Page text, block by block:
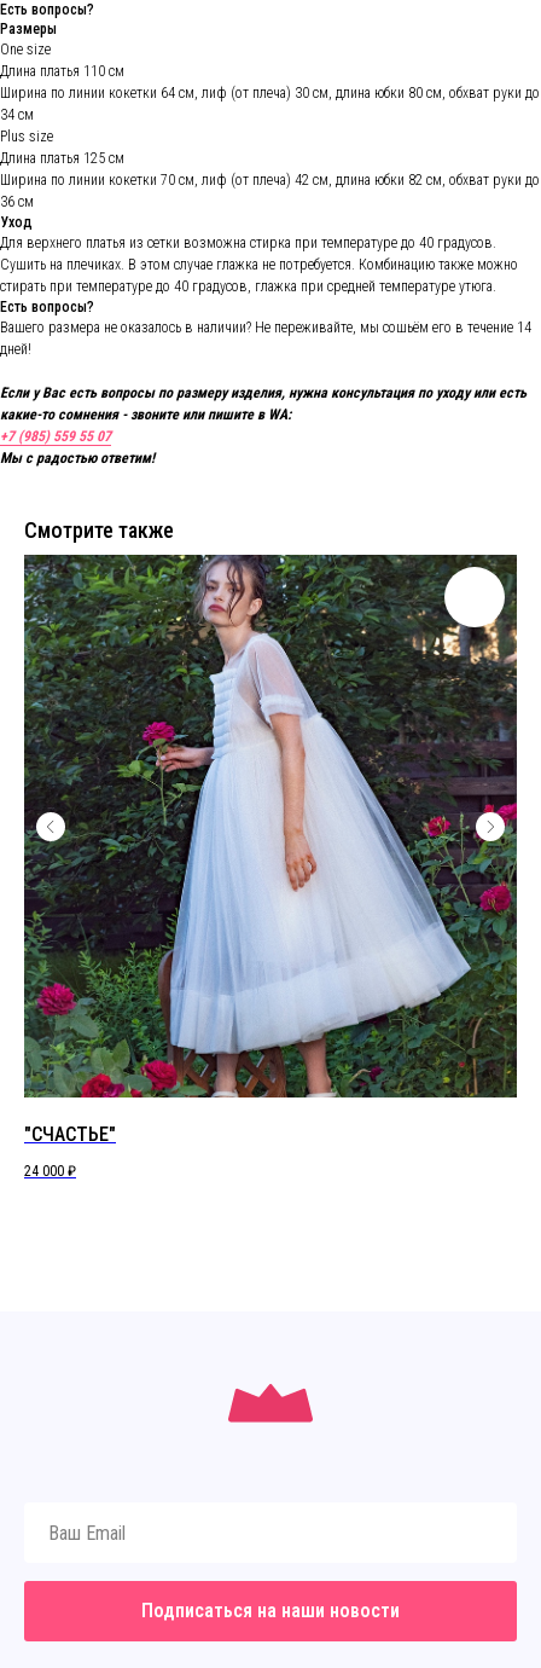
Есть вопросы?
Размеры
One size
Длина платья 110 см
Ширина по линии кокетки 64 см, лиф (от плеча) 30 см, длина юбки 80 см, обхват руки до
34 см
Plus size
Длина платья 125 см
Ширина по линии кокетки 70 см, лиф (от плеча) 42 см, длина юбки 82 см, обхват руки до
36 см
Уход
Для верхнего платья из сетки возможна стирка при температуре до 40 градусов.
Сушить на плечиках. В этом случае глажка не потребуется. Комбинацию также можно
стирать при температуре до 40 градусов, глажка при средней температуре утюга.
Есть вопросы?
Вашего размера не оказалось в наличии? Не переживайте, мы сошьём его в течение 14
дней!
Если у Вас есть вопросы по размеру изделия, нужна консультация по уходу или есть
какие-то сомнения - звоните или пишите в WA:
+7 (985) 559 55 07
Мы с радостью ответим!
Смотрите также
"СЧАСТЬЕ"
24 000 ₽
Подписаться на наши новости